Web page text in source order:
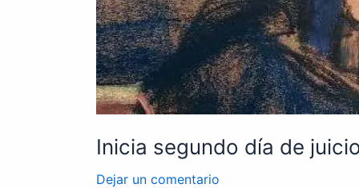
Inicia segundo día de
Dejar un comentario